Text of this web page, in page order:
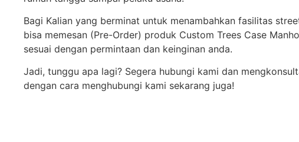
Bagi Kalian yang berminat untuk menambahkan fasilitas
bisa memesan (Pre-Order) produk Custom Trees Case
sesuai dengan permintaan dan keinginan anda.
Jadi, tunggu apa lagi? Segera hubungi kami dan
dengan cara menghubungi kami sekarang juga!